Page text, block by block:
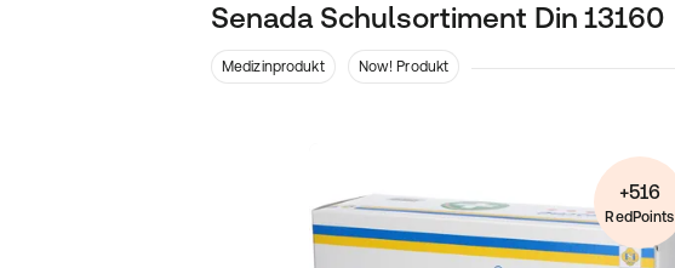
Senada Schulsortiment Din 13160
Medizinprodukt Now! Produkt
+516
RedPoints